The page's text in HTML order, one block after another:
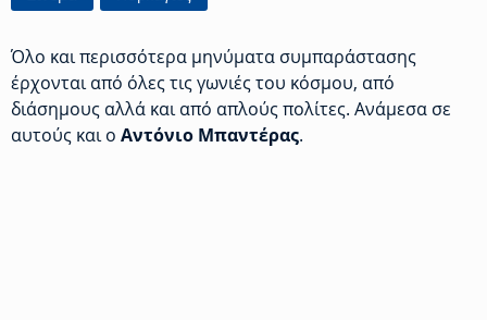
Όλο και περισσότερα μηνύματα συμπαράστασης
έρχονται από όλες τις γωνιές του κόσμου, από
διάσημους αλλά και από απλούς πολίτες. Ανάμεσα σε
αυτούς και ο Αντόνιο Μπαντέρας.